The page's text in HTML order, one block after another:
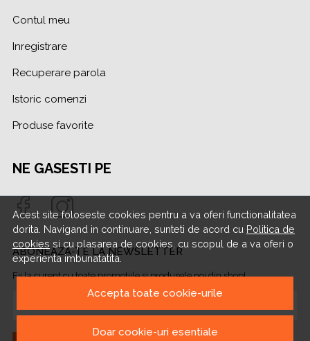
Acest site foloseste cookies pentru a va oferi functionalitatea
dorita. Navigand in continuare, sunteti de acord cu Politica de
cookies si cu plasarea de cookies, cu scopul de a va oferi o
experienta imbunatatita.
Accepta toate cookie-urile
Doar cookie-uri esentiale
Contul meu
Inregistrare
Recuperare parola
Istoric comenzi
Produse favorite
NE GASESTI PE
ABONEAZA-TE LA NEWSLETTER
Fii la curent cu toate promotiile si produsele noi din shop!